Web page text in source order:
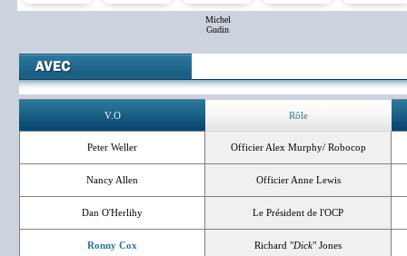
Michel
Gudin
V.O Rôle
Peter Weller Officier Alex Murphy/ Robocop
Nancy Allen Officier Anne Lewis
Dan O'Herlihy Le Président de l'OCP
Ronny Cox Richard "Dick" Jones